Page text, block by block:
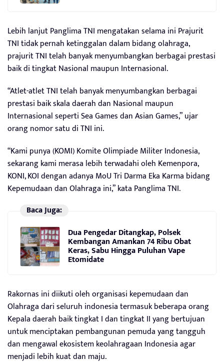
Lebih lanjut Panglima TNI mengatakan selama ini Prajurit
TNI tidak pernah ketinggalan dalam bidang olahraga,
prajurit TNI telah banyak menyumbangkan berbagai prestasi
baik di tingkat Nasional maupun Internasional.
“Atlet-atlet TNI telah banyak menyumbangkan berbagai
prestasi baik skala daerah dan Nasional maupun
Internasional seperti Sea Games dan Asian Games,” ujar
orang nomor satu di TNI ini.
“Kami punya (KOMI) Komite Olimpiade Militer Indonesia,
sekarang kami merasa lebih terwadahi oleh Kemenpora,
KONI, KOI dengan adanya MoU Tri Darma Eka Karma bidang
Kepemudaan dan Olahraga ini,” kata Panglima TNI.
Baca Juga:
Dua Pengedar Ditangkap, Polsek
Kembangan Amankan 74 Ribu Obat
Keras, Sabu Hingga Puluhan Vape
Etomidate
Rakornas ini diikuti oleh organisasi kepemudaan dan
Olahraga dari seluruh indonesia termasuk beberapa orang
Kepala daerah baik tingkat I dan tingkat II yang bertujuan
untuk menciptakan pembangunan pemuda yang tangguh
dan mengawal ekosistem keolahragaan Indonesia agar
menjadi lebih kuat dan maju.